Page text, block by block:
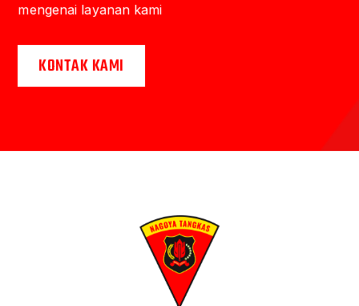
mengenai layanan kami
KONTAK KAMI